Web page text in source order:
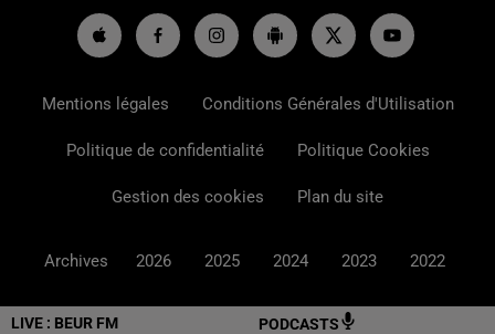
LIVE : BEUR FM PODCASTS
Mentions légales Conditions Générales d'Utilisation
Politique de confidentialité Politique Cookies
Gestion des cookies Plan du site
Archives 2026 2025 2024 2023 2022